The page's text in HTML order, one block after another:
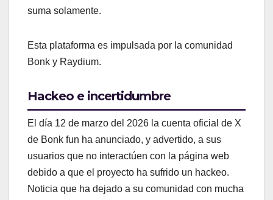
suma solamente.
Esta plataforma es impulsada por la comunidad
Bonk y Raydium.
Hackeo e incertidumbre
El día 12 de marzo del 2026 la cuenta oficial de X
de Bonk fun ha anunciado, y advertido, a sus
usuarios que no interactúen con la página web
debido a que el proyecto ha sufrido un hackeo.
Noticia que ha dejado a su comunidad con mucha